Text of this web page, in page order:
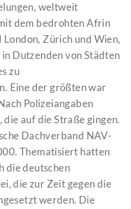
weltweit
dem bedrohten Afrin
London, Zürich und Wien,
Dutzenden von Städten
zu
Eine der größten war
Polizeiangaben
auf die Straße gingen.
Dachverband NAV-
Thematisiert hatten
die deutschen
die zur Zeit gegen die
werden. Die